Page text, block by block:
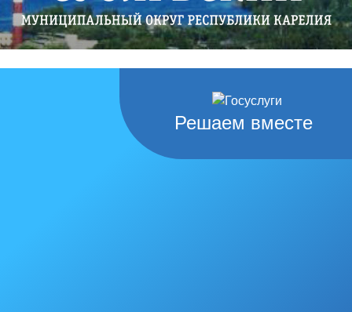
Решаем вместе